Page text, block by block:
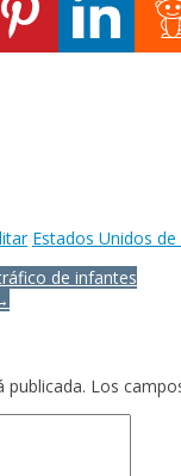
Estados Unidos de
de infantes
publicada. Los